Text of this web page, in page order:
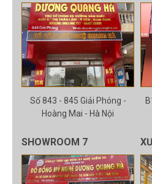
Số 843 - 845 Giải Phóng -
Hoàng Mai - Hà Nội
SHOWROOM 7